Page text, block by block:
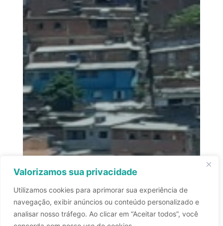
Valorizamos sua privacidade
Utilizamos cookies para aprimorar sua experiência de
navegação, exibir anúncios ou conteúdo personalizado e
analisar nosso tráfego. Ao clicar em “Aceitar todos”, você